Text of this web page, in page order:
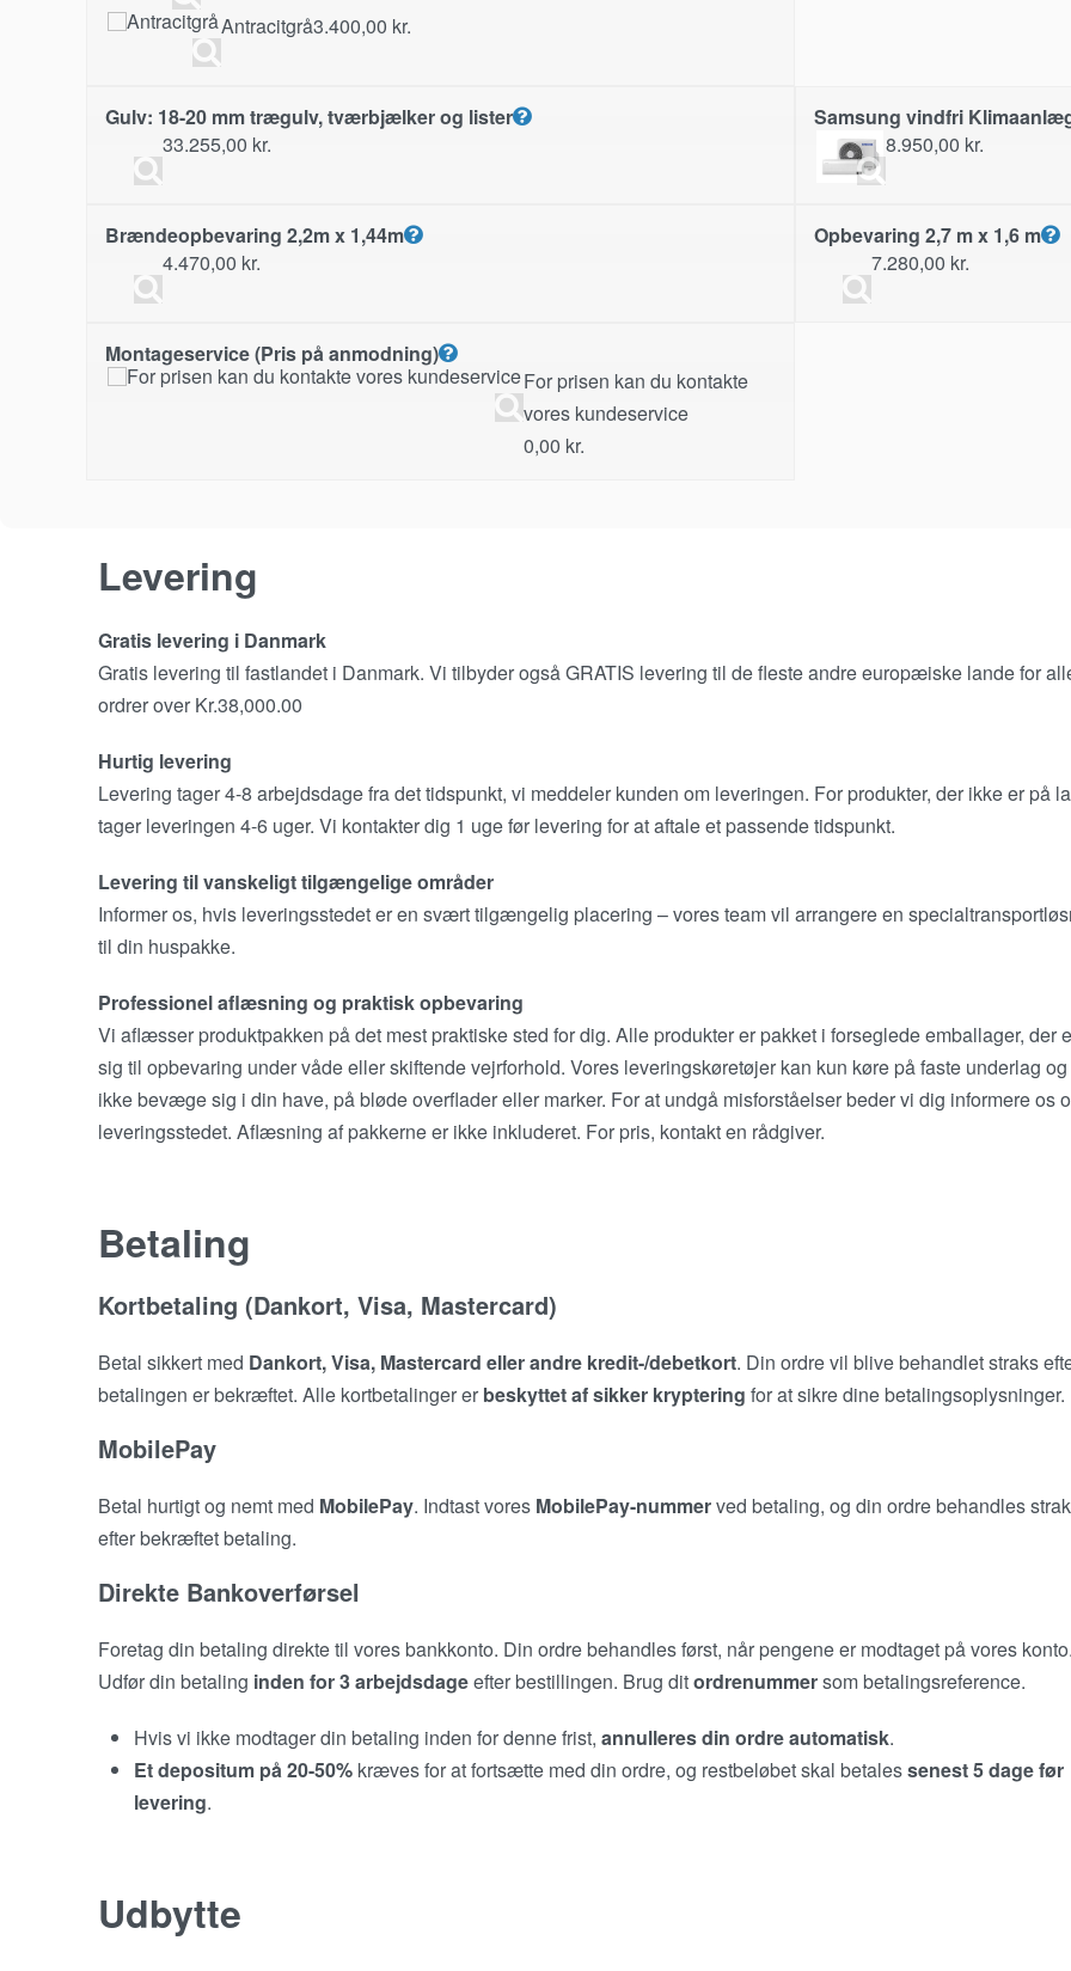
Antracitgrå3.400,00 kr.
Gulv: 18-20 mm trægulv, tværbjælker og lister
33.255,00 kr.
Samsung vindfri
8.950,00 kr.
Brændeopbevaring 2,2m x 1,44m
4.470,00 kr.
Opbevaring 2,7 m x 1,6 m
7.280,00 kr.
Montageservice (Pris på anmodning)
For prisen kan du kontakte
vores kundeservice
0,00 kr.
Levering
Gratis levering i Danmark
Gratis levering til fastlandet i Danmark. Vi tilbyder også GRATIS levering til de fleste andre europæiske lande for
ordrer over Kr.38,000.00
Hurtig levering
Levering tager 4-8 arbejdsdage fra det tidspunkt, vi meddeler kunden om leveringen. For produkter, der ikke er på
tager leveringen 4-6 uger. Vi kontakter dig 1 uge før levering for at aftale et passende tidspunkt.
Levering til vanskeligt tilgængelige områder
Informer os, hvis leveringsstedet er en svært tilgængelig placering – vores team vil arrangere en
til din huspakke.
Professionel aflæsning og praktisk opbevaring
Vi aflæsser produktpakken på det mest praktiske sted for dig. Alle produkter er pakket i forseglede emballager, der
sig til opbevaring under våde eller skiftende vejrforhold. Vores leveringskøretøjer kan kun køre på faste underlag
ikke bevæge sig i din have, på bløde overflader eller marker. For at undgå misforståelser beder vi dig informere os
leveringsstedet. Aflæsning af pakkerne er ikke inkluderet. For pris, kontakt en rådgiver.
Betaling
Kortbetaling (Dankort, Visa, Mastercard)
Betal sikkert med Dankort, Visa, Mastercard eller andre kredit-/debetkort. Din ordre vil blive behandlet straks
betalingen er bekræftet. Alle kortbetalinger er beskyttet af sikker kryptering for at sikre dine betalingsoplysninger.
MobilePay
Betal hurtigt og nemt med MobilePay. Indtast vores MobilePay-nummerved betaling, og din ordre behandles
efter bekræftet betaling.
Direkte Bankoverførsel
Foretag din betaling direkte til vores bankkonto. Din ordre behandles først, når pengene er modtaget på vores
Udfør din betaling inden for 3 arbejdsdageefter bestillingen. Brug ditordrenummersom betalingsreference.
Hvis vi ikke modtager din betaling inden for denne frist, annulleres din ordre automatisk.
Et depositum på 20-50% kræves for at fortsætte med din ordre, og restbeløbet skal betalessenest 5 dage før
levering.
Udbytte